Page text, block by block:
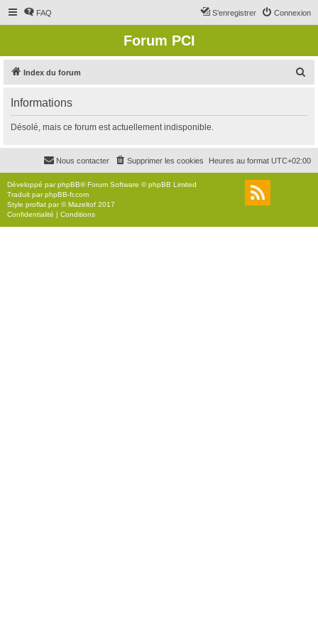
FAQ Connexion
S’enregistrer
Forum PCI
Index du forum
r
c
r
Informations
Désolé, mais ce forum est actuellement indisponible.
Heures au format UTC+02:00
Supprimer les cookies
Nous contacter
Développé parphpBB® Forum Software © phpBB Limited
Traduit parphpBB-fr.com
Style proflat par ©Mazeltof 2017
Confidentialité | Conditions